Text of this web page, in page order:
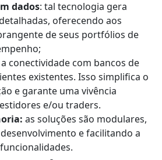
dados: tal tecnologia gera
oferecendo aos
de seus portfólios de
conectividade com bancos de
existentes. Isso simplifica o
e garante uma vivência
e/ou traders.
as soluções são modulares,
e facilitando a